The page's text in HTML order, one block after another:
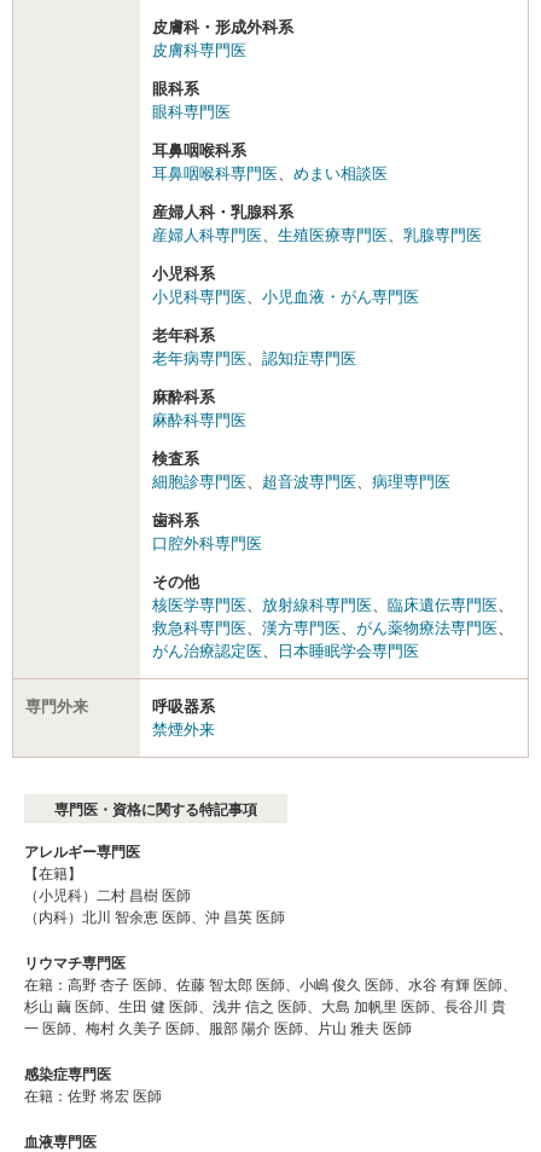
皮膚科・形成外科系
皮膚科専門医
眼科系
眼科専門医
耳鼻咽喉科系
耳鼻咽喉科専門医
めまい相談医
産婦人科・乳腺科系
産婦人科専門医
生殖医療専門医 乳腺専門医
小児科系
小児科専門医
小児血液・がん専門医
老年科系
老年病専門医
認知症専門医
麻酔科系
麻酔科専門医
検査系
細胞診専門医
超音波専門医 病理専門医
歯科系
口腔外科専門医
その他
核医学専門医
放射線科専門医 臨床遺伝専門医
救急科専門医
漢方専門医 がん薬物療法専門医
がん治療認定医
日本睡眠学会専門医
専門外来
呼吸器系
禁煙外来
専門医・資格に関する特記事項
アレルギー専門医
【在籍】
（小児科）二村 昌樹 医師
（内科）北川 智余恵 医師、沖 昌英 医師
リウマチ専門医
在籍：高野 杏子 医師、佐藤 智太郎 医師、小嶋 俊久 医師、水谷 有輝 医師、
杉山 繭 医師、生田 健 医師、浅井 信之 医師、大島 加帆里 医師、長谷川 貴
一 医師、梅村 久美子 医師、服部 陽介 医師、片山 雅夫 医師
感染症専門医
在籍：佐野 将宏 医師
血液専門医